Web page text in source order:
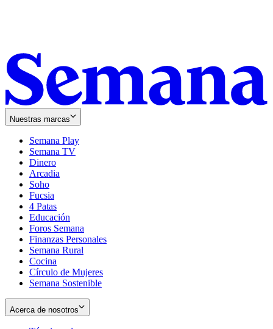
Nuestras marcas
Semana Play
Semana TV
Dinero
Arcadia
Soho
in
new
window
Fucsia
in
new
window
4 Patas
Educación
Foros Semana
Finanzas Personales
Semana Rural
Cocina
Círculo de Mujeres
Semana Sostenible
Acerca de nosotros